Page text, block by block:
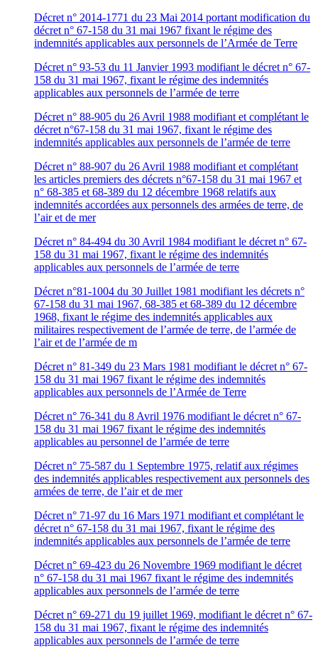
Décret n° 2014-1771 du 23 Mai 2014 portant modification du
décret n° 67-158 du 31 mai 1967 fixant le régime des
indemnités applicables aux personnels de l’Armée de Terre
Décret n° 93-53 du 11 Janvier 1993 modifiant le décret n° 67-
158 du 31 mai 1967, fixant le régime des indemnités
applicables aux personnels de l’armée de terre
Décret n° 88-905 du 26 Avril 1988 modifiant et complétant le
décret n°67-158 du 31 mai 1967, fixant le régime des
indemnités applicables aux personnels de l’armée de terre
Décret n° 88-907 du 26 Avril 1988 modifiant et complétant
les articles premiers des décrets n°67-158 du 31 mai 1967 et
n° 68-385 et 68-389 du 12 décembre 1968 relatifs aux
indemnités accordées aux personnels des armées de terre, de
l’air et de mer
Décret n° 84-494 du 30 Avril 1984 modifiant le décret n° 67-
158 du 31 mai 1967, fixant le régime des indemnités
applicables aux personnels de l’armée de terre
Décret n°81-1004 du 30 Juillet 1981 modifiant les décrets n°
67-158 du 31 mai 1967, 68-385 et 68-389 du 12 décembre
1968, fixant le régime des indemnités applicables aux
militaires respectivement de l’armée de terre, de l’armée de
l’air et de l’armée de m
Décret n° 81-349 du 23 Mars 1981 modifiant le décret n° 67-
158 du 31 mai 1967 fixant le régime des indemnités
applicables aux personnels de l’Armée de Terre
Décret n° 76-341 du 8 Avril 1976 modifiant le décret n° 67-
158 du 31 mai 1967 fixant le régime des indemnités
applicables au personnel de l’armée de terre
Décret n° 75-587 du 1 Septembre 1975, relatif aux régimes
des indemnités applicables respectivement aux personnels des
armées de terre, de l’air et de mer
Décret n° 71-97 du 16 Mars 1971 modifiant et complétant le
décret n° 67-158 du 31 mai 1967, fixant le régime des
indemnités applicables aux personnels de l’armée de terre
Décret n° 69-423 du 26 Novembre 1969 modifiant le décret
n° 67-158 du 31 mai 1967 fixant le régime des indemnités
applicables aux personnels de l’armée de terre
Décret n° 69-271 du 19 juillet 1969, modifiant le décret n° 67-
158 du 31 mai 1967, fixant le régime des indemnités
applicables aux personnels de l’armée de terre